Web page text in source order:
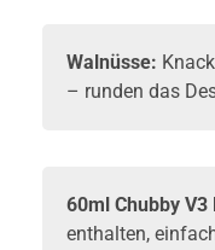
Walnüsse:
– runden das
60ml Chubby V3
enthalten,